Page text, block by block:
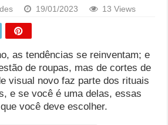
e alimentos em conserva durante
Entenda os riscos na gravidez
Hélio: Revelação, Paz e a Lei do
Eduardo Campos
19/01/2023 13 Views
as tendências se reinventam; e
de roupas, mas de cortes de
visual novo faz parte dos rituais
e se você é uma delas, essas
você deve escolher.